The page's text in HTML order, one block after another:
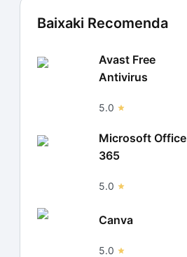
Baixaki Recomenda
Avast Free
Antivirus
5.0
Microsoft Office
365
5.0
Canva
5.0